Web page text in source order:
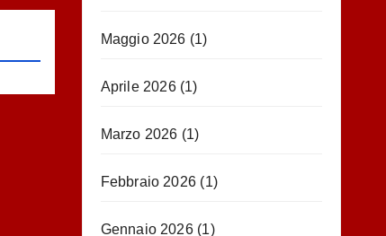
Maggio 2026 (1)
Aprile 2026(1)
Marzo 2026 (1)
Febbraio 2026 (1)
Gennaio 2026(1)